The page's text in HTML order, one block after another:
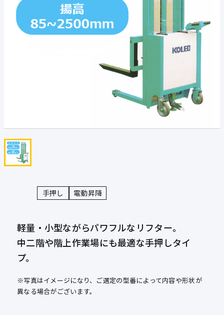
手押し 電動昇降
軽量・小型ながらパワフルなリフター。
中二階や階上作業場にも最適な手押しタイ
プ。
※写真はイメージになり、ご選定の型番によって内容や形状が
異なる場合がございます。